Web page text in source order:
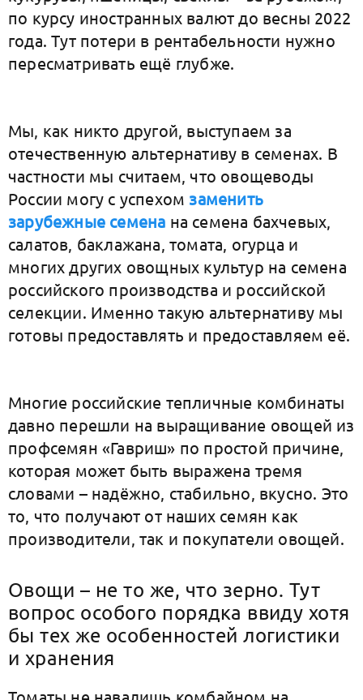
по курсу иностранных валют до весны 2022
года. Тут потери в рентабельности нужно
пересматривать ещё глубже.
Мы, как никто другой, выступаем за
отечественную альтернативу в семенах. В
частности мы считаем, что овощеводы
России могу с успехом заменить
зарубежные семена на семена бахчевых,
салатов, баклажана, томата, огурца и
многих других овощных культур на семена
российского производства и российской
селекции. Именно такую альтернативу мы
готовы предоставлять и предоставляем её.
Многие российские тепличные комбинаты
давно перешли на выращивание овощей из
профсемян «Гавриш» по простой причине,
которая может быть выражена тремя
словами – надёжно, стабильно, вкусно. Это
то, что получают от наших семян как
производители, так и покупатели овощей.
Овощи – не то же, что зерно. Тут
вопрос особого порядка ввиду хотя
бы тех же особенностей логистики
и хранения